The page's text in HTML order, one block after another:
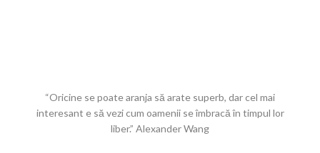
“Oricine se poate aranja să arate superb, dar cel mai
interesant e să vezi cum oamenii se îmbracă în timpul lor
liber.” Alexander Wang